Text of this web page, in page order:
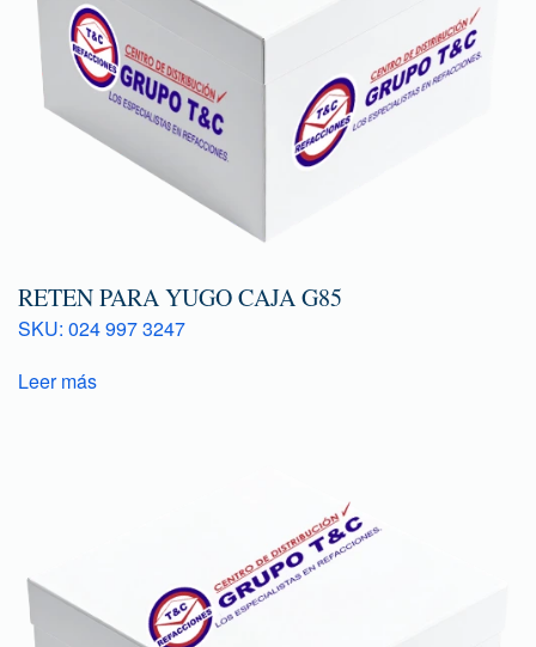
RETEN PARA YUGO CAJA G85
SKU: 024 997 3247
Leer más